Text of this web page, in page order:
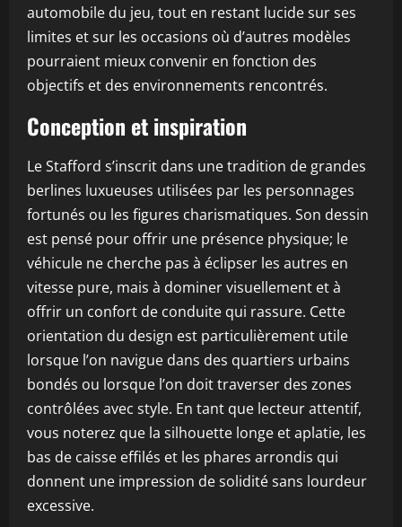
automobile du jeu, tout en restant lucide sur ses
limites et sur les occasions où d’autres modèles
pourraient mieux convenir en fonction des
objectifs et des environnements rencontrés.
Conception et inspiration
Le Stafford s’inscrit dans une tradition de grandes
berlines luxueuses utilisées par les personnages
fortunés ou les figures charismatiques. Son dessin
est pensé pour offrir une présence physique; le
véhicule ne cherche pas à éclipser les autres en
vitesse pure, mais à dominer visuellement et à
offrir un confort de conduite qui rassure. Cette
orientation du design est particulièrement utile
lorsque l’on navigue dans des quartiers urbains
bondés ou lorsque l’on doit traverser des zones
contrôlées avec style. En tant que lecteur attentif,
vous noterez que la silhouette longe et aplatie, les
bas de caisse effilés et les phares arrondis qui
donnent une impression de solidité sans lourdeur
excessive.